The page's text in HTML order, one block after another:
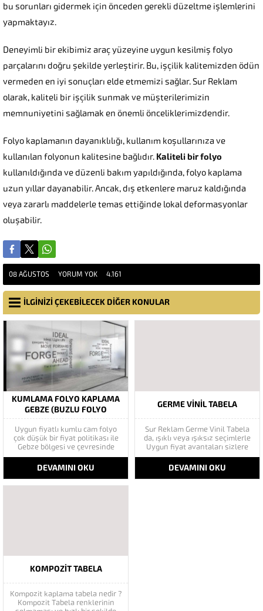
bu sorunları gidermek için önceden gerekli düzeltme işlemlerini
yapmaktayız.
Deneyimli bir ekibimiz araç yüzeyine uygun kesilmiş folyo
parçalarını doğru şekilde yerleştirir. Bu, işçilik kalitemizden ödün
vermeden en iyi sonuçları elde etmemizi sağlar. Sur Reklam
olarak, kaliteli bir işçilik sunmak ve müşterilerimizin
memnuniyetini sağlamak en önemli önceliklerimizdendir.
Folyo kaplamanın dayanıklılığı, kullanım koşullarınıza ve
kullanılan folyonun kalitesine bağlıdır. Kaliteli bir folyo
kullanıldığında ve düzenli bakım yapıldığında, folyo kaplama
uzun yıllar dayanabilir. Ancak, dış etkenlere maruz kaldığında
veya zararlı maddelerle temas ettiğinde lokal deformasyonlar
oluşabilir.
08 AĞUSTOS YORUM YOK 4.161
İLGİNİZİ ÇEKEBİLECEK DİĞER KONULAR
KUMLAMA FOLYO KAPLAMA
GEBZE (BUZLU FOLYO
KAPLAMA)
Uygun fiyatlı kumlu cam folyo
çok düşük bir fiyat politikası ile
Gebze bölgesi ve çevresinde
özel bir işlemle kendi deseninde
ortaya çıkmaktadır. Ticari bir
alanda kişisel alan oluştururken
güvenilirliği daha da artırmak
DEVAMINI OKU
GERME VINIL TABELA
Sur Reklam Germe Vinil Tabela
da, ışıklı veya ışıksız seçimlerle
Uygun fiyat avantaları sizlere
sunmaktadır. Bu amaçla,
gerinme vinil tabela ürünlerini
ve montaj sonrası hizmetlerini
en iyi şekilde yapmaya
DEVAMINI OKU
KOMPOZIT TABELA
Kompozit kaplama tabela nedir ?
Kompozit Tabela renklerinin